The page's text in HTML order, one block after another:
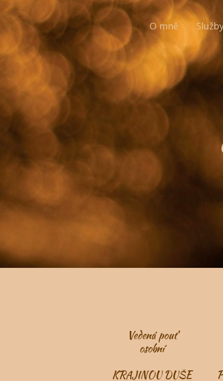
O mně
Vedená pouť
osobní
KRAJINOU DUŠE